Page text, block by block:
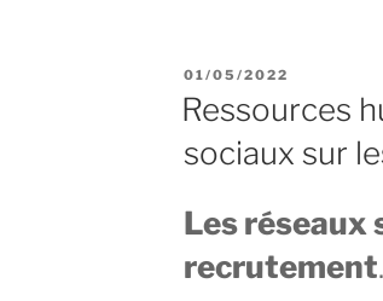
P
U
B
I
É
E
01/05/2022
Ressources
sociaux sur
Les réseaux
recrutement.